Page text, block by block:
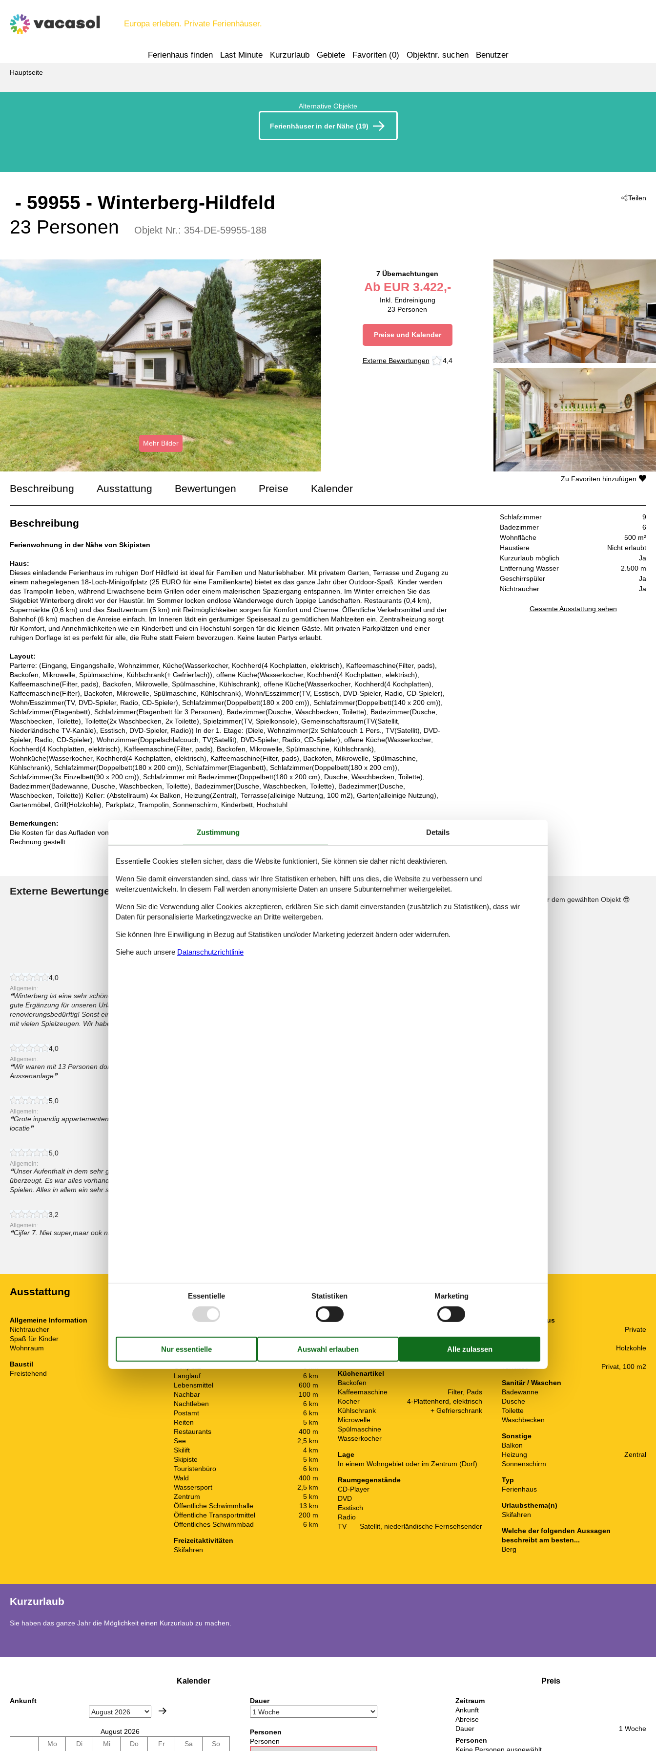
Europa erleben. Private Ferienhäuser.
Ferienhaus finden Last Minute Kurzurlaub Gebiete Favoriten (0) Objektnr. suchen Benutzer
Hauptseite
Alternative Objekte
Ferienhäuser in der Nähe (19)
Teilen
- 59955 - Winterberg-Hildfeld
23 Personen
Objekt Nr.: 354-DE-59955-188
Mehr Bilder
7 Übernachtungen
Ab EUR 3.422,-
Inkl. Endreinigung
23 Personen
Preise und Kalender
Externe Bewertungen 4,4
Beschreibung Ausstattung Bewertungen Preise Kalender
Schlafzimmer
9
Badezimmer
6
Wohnfläche
500 m²
Haustiere
Nicht erlaubt
Kurzurlaub möglich
Ja
Entfernung Wasser
2.500 m
Geschirrspüler
Ja
Nichtraucher
Ja
Gesamte Ausstattung sehen
Zu Favoriten hinzufügen
Beschreibung
Ferienwohnung in der Nähe von Skipisten
Haus:
Dieses einladende Ferienhaus im ruhigen Dorf Hildfeld ist ideal für Familien und Naturliebhaber. Mit privatem Garten, Terrasse und Zugang zu
einem nahegelegenen 18-Loch-Minigolfplatz (25 EURO für eine Familienkarte) bietet es das ganze Jahr über Outdoor-Spaß. Kinder werden
das Trampolin lieben, während Erwachsene beim Grillen oder einem malerischen Spaziergang entspannen. Im Winter erreichen Sie das
Skigebiet Winterberg direkt vor der Haustür. Im Sommer locken endlose Wanderwege durch üppige Landschaften. Restaurants (0,4 km),
Supermärkte (0,6 km) und das Stadtzentrum (5 km) mit Reitmöglichkeiten sorgen für Komfort und Charme. Öffentliche Verkehrsmittel und der
Bahnhof (6 km) machen die Anreise einfach. Im Inneren lädt ein geräumiger Speisesaal zu gemütlichen Mahlzeiten ein. Zentralheizung sorgt
für Komfort, und Annehmlichkeiten wie ein Kinderbett und ein Hochstuhl sorgen für die kleinen Gäste. Mit privaten Parkplätzen und einer
ruhigen Dorflage ist es perfekt für alle, die Ruhe statt Feiern bevorzugen. Keine lauten Partys erlaubt.
Layout:
Parterre: (Eingang, Eingangshalle, Wohnzimmer, Küche(Wasserkocher, Kochherd(4 Kochplatten, elektrisch), Kaffeemaschine(Filter, pads),
Backofen, Mikrowelle, Spülmaschine, Kühlschrank(+ Gefrierfach)), offene Küche(Wasserkocher, Kochherd(4 Kochplatten, elektrisch),
Kaffeemaschine(Filter, pads), Backofen, Mikrowelle, Spülmaschine, Kühlschrank), offene Küche(Wasserkocher, Kochherd(4 Kochplatten),
Kaffeemaschine(Filter), Backofen, Mikrowelle, Spülmaschine, Kühlschrank), Wohn/Esszimmer(TV, Esstisch, DVD-Spieler, Radio, CD-Spieler),
Wohn/Esszimmer(TV, DVD-Spieler, Radio, CD-Spieler), Schlafzimmer(Doppelbett(180 x 200 cm)), Schlafzimmer(Doppelbett(140 x 200 cm)),
Schlafzimmer(Etagenbett), Schlafzimmer(Etagenbett für 3 Personen), Badezimmer(Dusche, Waschbecken, Toilette), Badezimmer(Dusche,
Waschbecken, Toilette), Toilette(2x Waschbecken, 2x Toilette), Spielzimmer(TV, Spielkonsole), Gemeinschaftsraum(TV(Satellit,
Niederländische TV-Kanäle), Esstisch, DVD-Spieler, Radio)) In der 1. Etage: (Diele, Wohnzimmer(2x Schlafcouch 1 Pers., TV(Satellit), DVD-
Spieler, Radio, CD-Spieler), Wohnzimmer(Doppelschlafcouch, TV(Satellit), DVD-Spieler, Radio, CD-Spieler), offene Küche(Wasserkocher,
Kochherd(4 Kochplatten, elektrisch), Kaffeemaschine(Filter, pads), Backofen, Mikrowelle, Spülmaschine, Kühlschrank),
Wohnküche(Wasserkocher, Kochherd(4 Kochplatten, elektrisch), Kaffeemaschine(Filter, pads), Backofen, Mikrowelle, Spülmaschine,
Kühlschrank), Schlafzimmer(Doppelbett(180 x 200 cm)), Schlafzimmer(Etagenbett), Schlafzimmer(Doppelbett(180 x 200 cm)),
Schlafzimmer(3x Einzelbett(90 x 200 cm)), Schlafzimmer mit Badezimmer(Doppelbett(180 x 200 cm), Dusche, Waschbecken, Toilette),
Badezimmer(Badewanne, Dusche, Waschbecken, Toilette), Badezimmer(Dusche, Waschbecken, Toilette), Badezimmer(Dusche,
Waschbecken, Toilette)) Keller: (Abstellraum) 4x Balkon, Heizung(Zentral), Terrasse(alleinige Nutzung, 100 m2), Garten(alleinige Nutzung),
Gartenmöbel, Grill(Holzkohle), Parkplatz, Trampolin, Sonnenschirm, Kinderbett, Hochstuhl
Bemerkungen:
Die Kosten für das Aufladen von Elektro- oder Hybridautos (wenn möglich) richten sich immer nach dem Verbrauch und werden separat in
Rechnung gestellt
Externe Bewertungen Unsere GästebewertungenExterne Bewertungen 4,4
4,4
45 externe Bewertungen
4,0
Allgemein:
Winterberg ist eine sehr schöne Gegend, der See in der Nähe mit vielen Möglichkeiten,war eine
gute Ergänzung für unseren Urlaub. Was das Haus selbst betrifft, ist so einziges
renovierungsbedürftig! Sonst eine gut ausgestattete Küche, für die kleine Kinder ein Spielzimmer
mit vielen Spielzeugen. Wir haben gutes Wetter gehabt!
4,0
Allgemein:
Wir waren mit 13 Personen dort. Es war alles vorhanden, was wir benötigt haben. Schöne
Aussenanlage
5,0
Allgemein:
Grote inpandig appartementen. Veel ruimte. Gemoedelijk. Speelruimte voor de kinderen. Super
locatie
5,0
Allgemein:
Unser Aufenthalt in dem sehr großen und sehr gut ausgestattenem Haus hat alle Mitreisenden
überzeugt. Es war alles vorhanden, was man so braucht. Die Kinder hatten eine grße Fläche zum
Spielen. Alles in allem ein sehr schöner Aufenthalt.
3,2
Allgemein:
Cijfer 7. Niet super,maar ook niet heel slecht. Zowel binnen als buiten.
Sonnenstand über dem gewählten Objekt 😎
Ausstattung
Allgemeine Information
Nichtraucher
Spaß für Kinder
Wohnraum
Baustil
Freistehend
Entfernung
Bahnhof
6 km
Bank
4 km
Golfplatz
6 km
Langlauf
6 km
Lebensmittel
600 m
Nachbar
100 m
Nachtleben
6 km
Postamt
6 km
Reiten
5 km
Restaurants
400 m
See
2,5 km
Skilift
4 km
Skipiste
5 km
Touristenbüro
6 km
Wald
400 m
Wassersport
2,5 km
Zentrum
5 km
Öffentliche Schwimmhalle
13 km
Öffentliche Transportmittel
200 m
Öffentliches Schwimmbad
6 km
Freizeitaktivitäten
Skifahren
Kinder
Kinderbett
Spielcomputer
Küchenartikel
Backofen
Kaffeemaschine
Filter, Pads
Kocher
4-Plattenherd, elektrisch
Kühlschrank
+ Gefrierschrank
Microwelle
Spülmaschine
Wasserkocher
Lage
In einem Wohngebiet oder im Zentrum (Dorf)
Raumgegenstände
CD-Player
DVD
Esstisch
Radio
TV
Satellit, niederländische Fernsehsender
Rund ums Haus
Private
Gartenmöbel
Holzkohle
Terrasse
Privat, 100 m2
Sanitär / Waschen
Badewanne
Dusche
Toilette
Waschbecken
Sonstige
Balkon
Heizung
Zentral
Sonnenschirm
Typ
Ferienhaus
Urlaubsthema(n)
Skifahren
Welche der folgenden Aussagen
beschreibt am besten...
Berg
Kurzurlaub
Sie haben das ganze Jahr die Möglichkeit einen Kurzurlaub zu machen.
Kalender
Ankunft
August 2026
Mo
Di Mi Do Fr Sa So
Dauer
Personen
Personen
Preis
Zeitraum
Ankunft
Abreise
Dauer
1 Woche
Personen
Zustimmung Details
Essentielle Cookies stellen sicher, dass die Website funktioniert, Sie können sie daher nicht deaktivieren.
Wenn Sie damit einverstanden sind, dass wir Ihre Statistiken erheben, hilft uns dies, die Website zu verbessern und
weiterzuentwickeln. In diesem Fall werden anonymisierte Daten an unsere Subunternehmer weitergeleitet.
Wenn Sie die Verwendung aller Cookies akzeptieren, erklären Sie sich damit einverstanden (zusätzlich zu Statistiken), dass wir
Daten für personalisierte Marketingzwecke an Dritte weitergeben.
Sie können Ihre Einwilligung in Bezug auf Statistiken und/oder Marketing jederzeit ändern oder widerrufen.
Siehe auch unsere Datanschutzrichtlinie
Essentielle Statistiken Marketing